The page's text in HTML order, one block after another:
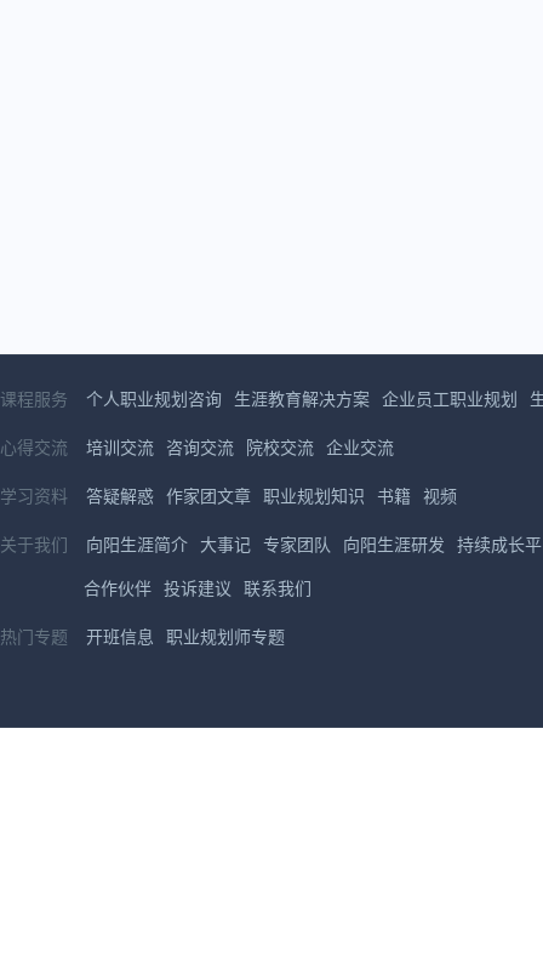
课程服务 个人职业规划咨询 生涯教育解决方案 企业员工职业规划
心得交流 培训交流 咨询交流 院校交流 企业交流
学习资料 答疑解惑 作家团文章 职业规划知识 书籍 视频
关于我们 向阳生涯简介 大事记 专家团队 向阳生涯研发 持续成长
合作伙伴 投诉建议 联系我们
热门专题 开班信息 职业规划师专题